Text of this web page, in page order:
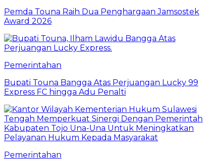
Pemda Touna Raih Dua Penghargaan Jamsostek
Award 2026
Pemerintahan
Bupati Touna Bangga Atas Perjuangan Lucky 99
Express FC hingga Adu Penalti
Pemerintahan